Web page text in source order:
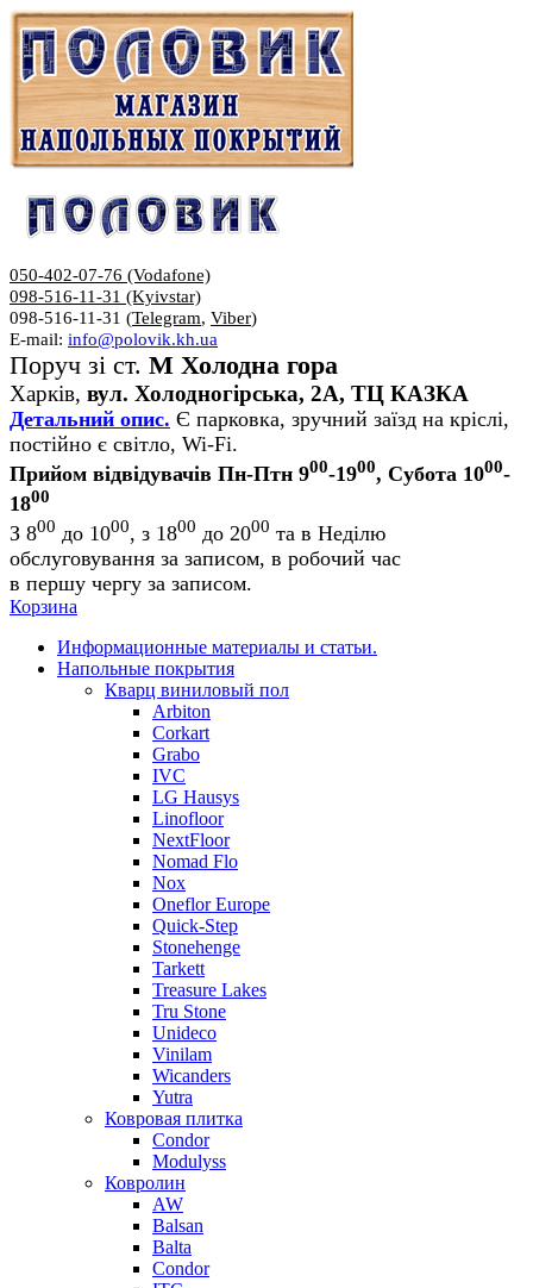
050-402-07-76 (Vodafone)
098-516-11-31 (Kyivstar)
098-516-11-31 (Telegram, Viber)
E-mail: info@polovik.kh.ua
Поруч зі ст. М Холодна гора
Харків, вул. Холодногірська, 2А, ТЦ КАЗКА
Детальний опис. Є парковка, зручний заїзд на кріслі,
постійно є світло, Wi-Fi.
Прийом відвідувачів Пн-Птн 900-1900, Субота 1000-
1800
З 800 до 1000, з 1800 до 2000 та в Неділю
обслуговування за записом, в робочий час
в першу чергу за записом.
Корзина
Информационные материалы и статьи.
Напольные покрытия
Кварц виниловый пол
Arbiton
Corkart
Grabo
IVC
LG Hausys
Linofloor
NextFloor
Nomad Flo
Nox
Oneflor Europe
Quick-Step
Stonehenge
Tarkett
Treasure Lakes
Tru Stone
Unideco
Vinilam
Wicanders
Yutra
Ковровая плитка
Condor
Modulyss
Ковролин
AW
Balsan
Balta
Condor